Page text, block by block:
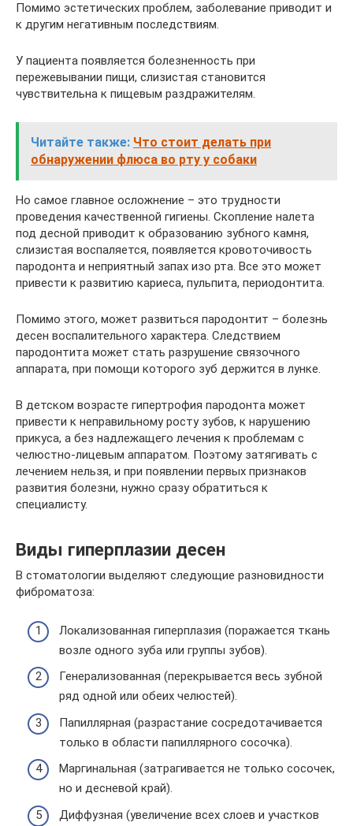
Помимо эстетических проблем, заболевание приводит и
к другим негативным последствиям.
У пациента появляется болезненность при
пережевывании пищи, слизистая становится
чувствительна к пищевым раздражителям.
Читайте также: Что стоит делать при
обнаружении флюса во рту у собаки
Но самое главное осложнение – это трудности
проведения качественной гигиены. Скопление налета
под десной приводит к образованию зубного камня,
слизистая воспаляется, появляется кровоточивость
пародонта и неприятный запах изо рта. Все это может
привести к развитию кариеса, пульпита, периодонтита.
Помимо этого, может развиться пародонтит – болезнь
десен воспалительного характера. Следствием
пародонтита может стать разрушение связочного
аппарата, при помощи которого зуб держится в лунке.
В детском возрасте гипертрофия пародонта может
привести к неправильному росту зубов, к нарушению
прикуса, а без надлежащего лечения к проблемам с
челюстно-лицевым аппаратом. Поэтому затягивать с
лечением нельзя, и при появлении первых признаков
развития болезни, нужно сразу обратиться к
специалисту.
Виды гиперплазии десен
В стоматологии выделяют следующие разновидности
фиброматоза:
Локализованная гиперплазия (поражается ткань
возле одного зуба или группы зубов).
Генерализованная (перекрывается весь зубной
ряд одной или обеих челюстей).
Папиллярная (разрастание сосредотачивается
только в области папиллярного сосочка).
Маргинальная (затрагивается не только сосочек,
но и десневой край).
Диффузная (увеличение всех слоев и участков